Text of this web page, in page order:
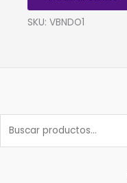
1SKU: VBNDO1